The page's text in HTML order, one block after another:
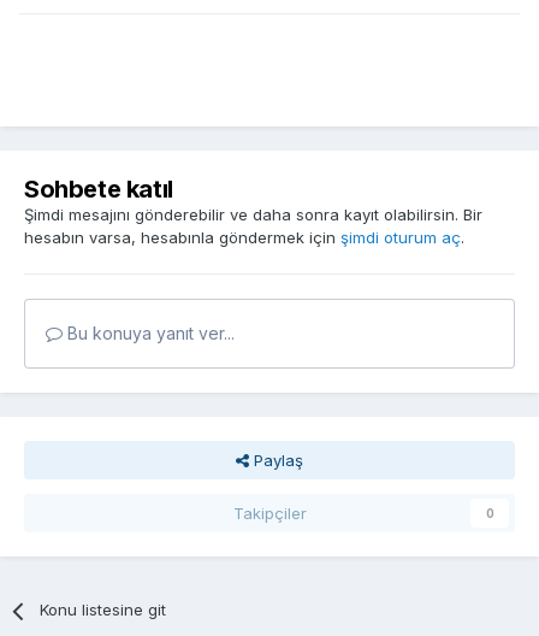
Sohbete katıl
Şimdi mesajını gönderebilir ve daha sonra kayıt olabilirsin. Bir
hesabın varsa, hesabınla göndermek için şimdi oturum aç.
Bu konuya yanıt ver...
Paylaş
Takipçiler 0
Konu listesine git